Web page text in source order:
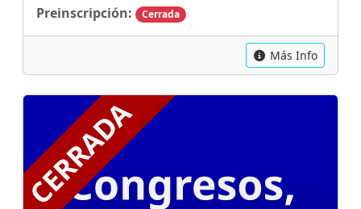
Preinscripción:
Cerrada
Más Info